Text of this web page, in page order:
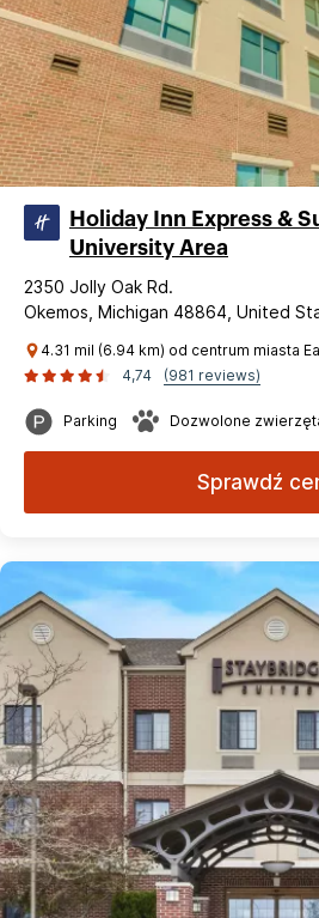
Holiday Inn Express &
University Area
2350 Jolly Oak Rd.
Okemos, Michigan 48864, United
4.31 mil (6.94 km) od centrum miasta
4,74
(981 reviews)
Parking Dozwolone
Sprawdź